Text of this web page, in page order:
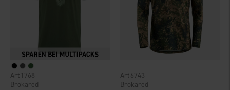
Brokared
1768
Brokared
6743